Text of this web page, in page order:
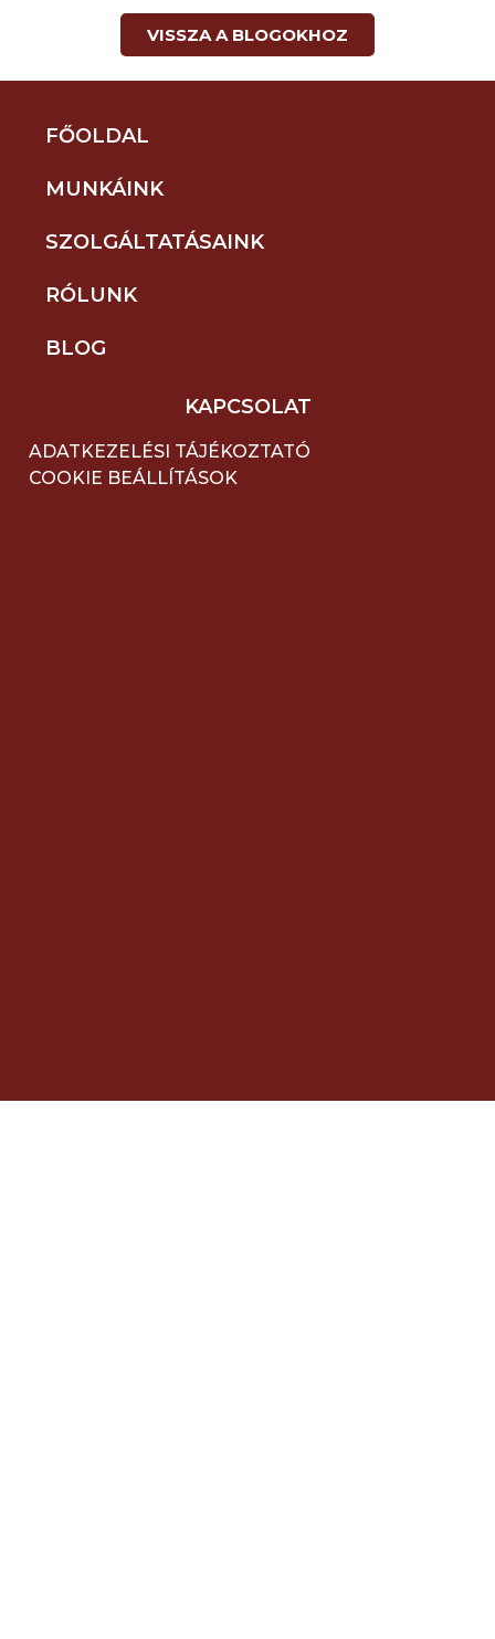
VISSZA A BLOGOKHOZ
FŐOLDAL
MUNKÁINK
SZOLGÁLTATÁSAINK
RÓLUNK
BLOG
KAPCSOLAT
ADATKEZELÉSI TÁJÉKOZTATÓ
COOKIE BEÁLLÍTÁSOK